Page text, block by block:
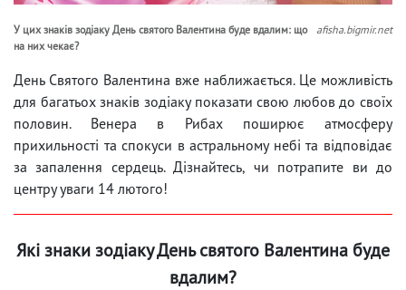
У цих знаків зодіаку День святого Валентина буде вдалим: що
на них чекає?
afisha.bigmir.net
День Святого Валентина вже наближається. Це можливість
для багатьох знаків зодіаку показати свою любов до своїх
половин. Венера в Рибах поширює атмосферу
прихильності та спокуси в астральному небі та відповідає
за запалення сердець. Дізнайтесь, чи потрапите ви до
центру уваги 14 лютого!
Які знаки зодіаку День святого Валентина буде
вдалим?